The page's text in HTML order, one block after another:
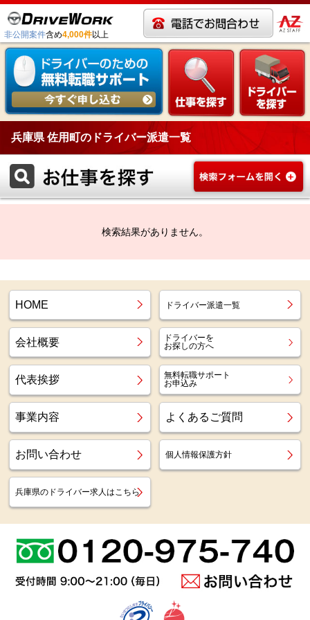
非公開案件含め4,000件以上
兵庫県 佐用町のドライバー派遣一覧
検索結果がありません。
HOME ドライバー派遣一覧
会社概要
ドライバーを
お探しの方へ
代表挨拶
無料転職サポート
お申込み
事業内容 よくあるご質問
お問い合わせ 個人情報保護方針
兵庫県のドライバー求人はこちら